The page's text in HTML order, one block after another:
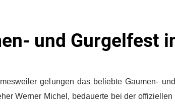
und Gurgelfest
gelungen das beliebte Gaumen-
Werner Michel, bedauerte bei der